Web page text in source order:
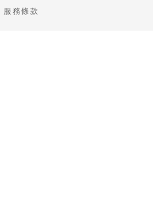
服務條款